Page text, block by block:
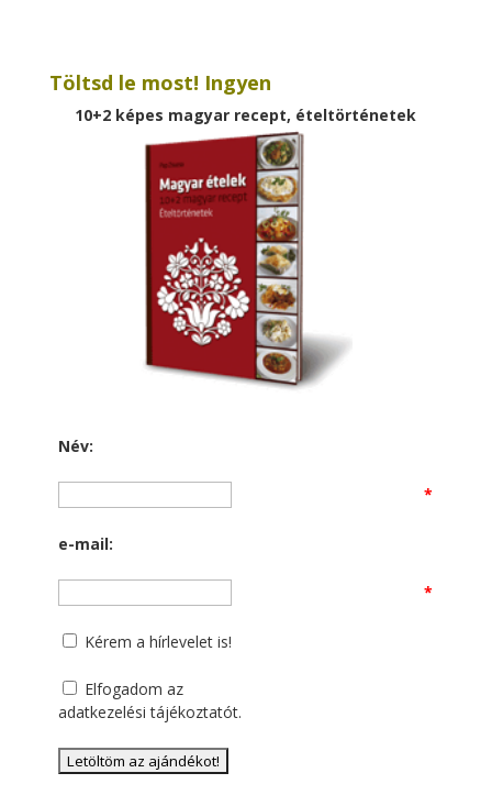
Töltsd le most! Ingyen
10+2 képes magyar recept, ételtörténetek
Név:
*
e-mail:
*
Kérem a hírlevelet is!
Elfogadom az
adatkezelési tájékoztatót.